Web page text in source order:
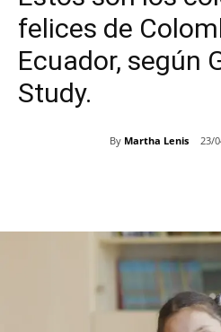
felices de
Ecuador, según
Study.
By Martha Lenis 23/